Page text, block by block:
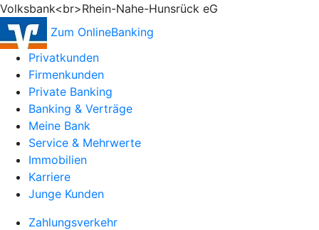
Volksbank<br>Rhein-Nahe-Hunsrück eG
Zum OnlineBanking
Privatkunden
Firmenkunden
Private Banking
Banking & Verträge
Meine Bank
Service & Mehrwerte
Immobilien
Karriere
Junge Kunden
Zahlungsverkehr